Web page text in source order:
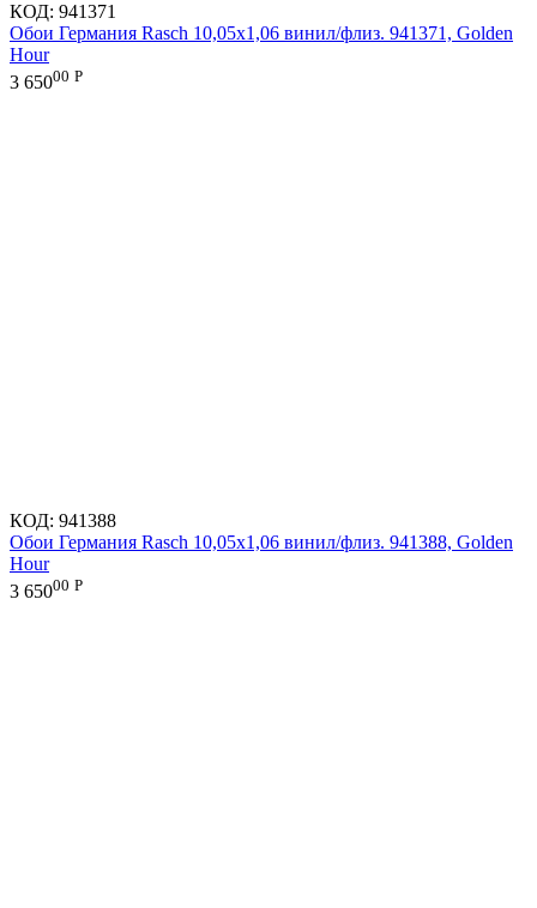
КОД: 941371
Обои Германия Rasch 10,05x1,06 винил/флиз. 941371, Golden
Hour
3 65000 Р
КОД: 941388
Обои Германия Rasch 10,05x1,06 винил/флиз. 941388, Golden
Hour
3 65000 Р